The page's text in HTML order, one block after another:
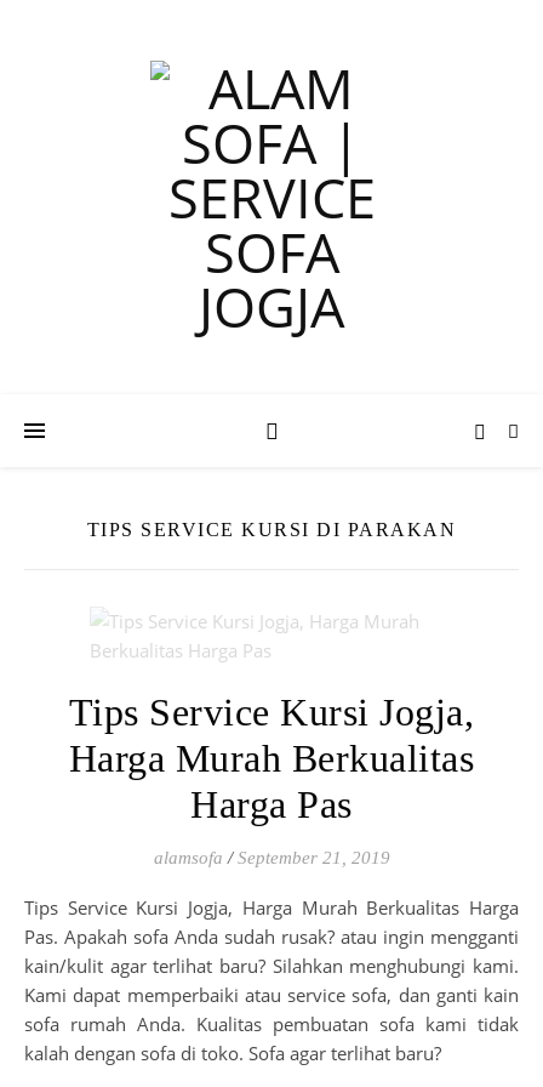
TIPS SERVICE KURSI DI PARAKAN
Tips Service Kursi Jogja,
Harga Murah Berkualitas
Harga Pas
alamsofa / September 21, 2019
Tips Service Kursi Jogja, Harga Murah Berkualitas Harga
Pas. Apakah sofa Anda sudah rusak? atau ingin mengganti
kain/kulit agar terlihat baru? Silahkan menghubungi kami.
Kami dapat memperbaiki atau service sofa, dan ganti kain
sofa rumah Anda. Kualitas pembuatan sofa kami tidak
kalah dengan sofa di toko. Sofa agar terlihat baru?